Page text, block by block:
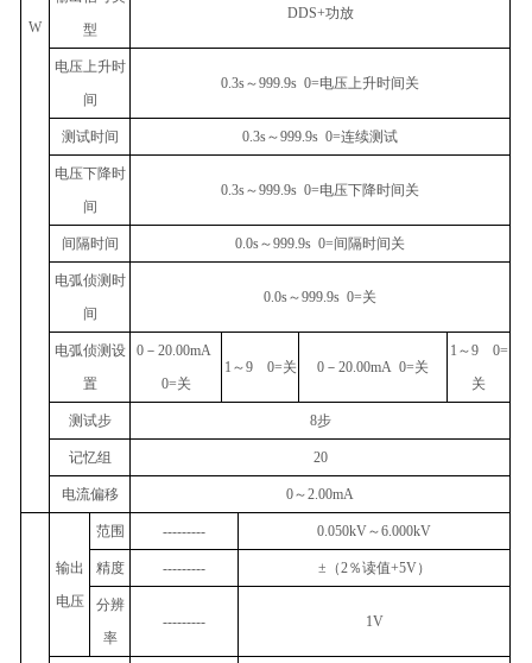
W
型
DDS+功放
电压上升时
间
0.3s～999.9s 0=电压上升时间关
测试时间 0.3s～999.9s 0=连续测试
电压下降时
间
0.3s～999.9s 0=电压下降时间关
间隔时间 0.0s～999.9s 0=间隔时间关
电弧侦测时
间
0.0s～999.9s 0=关
电弧侦测设
置
0 －20.00mA
0=关
1 ～9 0=关 0 －20.00mA 0=关
1 ～9 0=
关
测试步 8步
记忆组 20
电流偏移 0～2.00mA
输出
电压
范围 --------- 0.050kV～6.000kV
精度 --------- ± （2％读值+5V）
分辨
率
--------- 1V